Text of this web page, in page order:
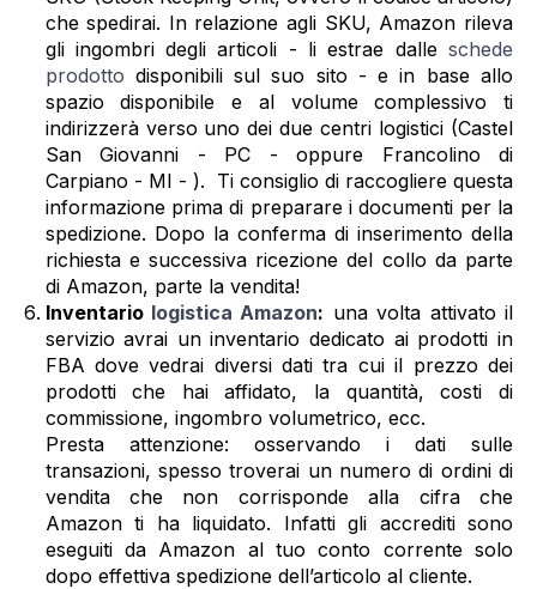
che spedirai. In relazione agli SKU, Amazon rileva
gli ingombri degli articoli - li estrae dalle schede
prodotto disponibili sul suo sito - e in base allo
spazio disponibile e al volume complessivo ti
indirizzerà verso uno dei due centri logistici (Castel
San Giovanni - PC - oppure Francolino di
Carpiano - MI - ). Ti consiglio di raccogliere questa
informazione prima di preparare i documenti per la
spedizione. Dopo la conferma di inserimento della
richiesta e successiva ricezione del collo da parte
di Amazon, parte la vendita!
Inventario logistica Amazon: una volta attivato il
servizio avrai un inventario dedicato ai prodotti in
FBA dove vedrai diversi dati tra cui il prezzo dei
prodotti che hai affidato, la quantità, costi di
commissione, ingombro volumetrico, ecc.
Presta attenzione: osservando i dati sulle
transazioni, spesso troverai un numero di ordini di
vendita che non corrisponde alla cifra che
Amazon ti ha liquidato. Infatti gli accrediti sono
eseguiti da Amazon al tuo conto corrente solo
dopo effettiva spedizione dell’articolo al cliente.